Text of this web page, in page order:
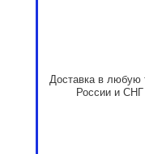
Доставка в любую
России и СНГ